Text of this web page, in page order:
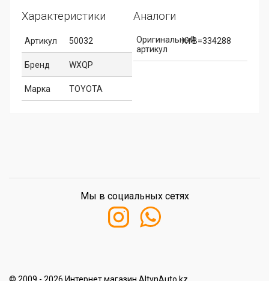
Характеристики
Артикул 50032
Бренд WXQP
Марка TOYOTA
Аналоги
Оригинальный
артикул
KYB=334288
Мы в социальных сетях